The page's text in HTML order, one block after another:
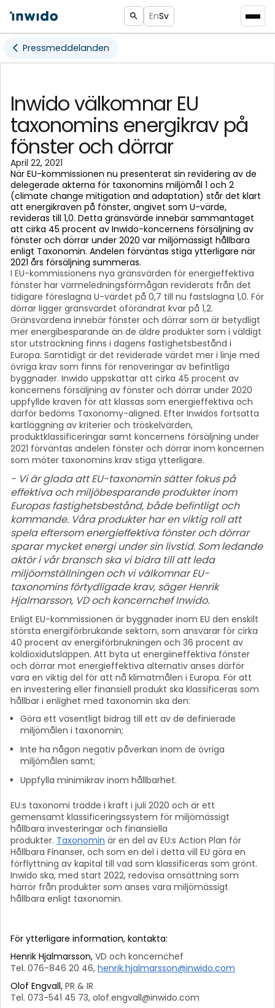
EnSv
Pressmeddelanden
Inwido välkomnar EU
taxonomins energikrav på
fönster och dörrar
April 22, 2021
När EU-kommissionen nu presenterat sin revidering av de
delegerade akterna för taxonomins miljömål 1 och 2
(climate change mitigation and adaptation) står det klart
att energikraven på fönster, angivet som U-värde,
revideras till 1,0. Detta gränsvärde innebär sammantaget
att cirka 45 procent av Inwido-koncernens försäljning av
fönster och dörrar under 2020 var miljömässigt hållbara
enligt Taxonomin. Andelen förväntas stiga ytterligare när
2021 års försäljning summeras.
I EU-kommissionens nya gränsvärden för energieffektiva
fönster har värmeledningsförmågan reviderats från det
tidigare föreslagna U-värdet på 0,7 till nu fastslagna 1,0. För
dörrar ligger gränsvärdet oförändrat kvar på 1,2.
Gränsvärdena innebär fönster och dörrar som är betydligt
mer energibesparande än de äldre produkter som i väldigt
stor utsträckning finns i dagens fastighetsbestånd i
Europa. Samtidigt är det reviderade värdet mer i linje med
övriga krav som finns för renoveringar av befintliga
byggnader. Inwido uppskattar att cirka 45 procent av
koncernens försäljning av fönster och dörrar under 2020
uppfyllde kraven för att klassas som energieffektiva och
därför bedöms Taxonomy-aligned. Efter Inwidos fortsatta
kartläggning av kriterier och tröskelvärden,
produktklassificeringar samt koncernens försäljning under
2021 förväntas andelen fönster och dörrar inom koncernen
som möter taxonomins krav stiga ytterligare.
- Vi är glada att EU-taxonomin sätter fokus på
effektiva och miljöbesparande produkter inom
Europas fastighetsbestånd, både befintligt och
kommande. Våra produkter har en viktig roll att
spela eftersom energieffektiva fönster och dörrar
sparar mycket energi under sin livstid. Som ledande
aktör i vår bransch ska vi bidra till att leda
miljöomställningen och vi välkomnar EU-
taxonomins förtydligade krav, säger Henrik
Hjalmarsson, VD och koncernchef Inwido.
Enligt EU-kommissionen är byggnader inom EU den enskilt
största energiförbrukande sektorn, som ansvarar för cirka
40 procent av energiförbrukningen och 36 procent av
koldioxidutsläppen. Att byta ut energiineffektiva fönster
och dörrar mot energieffektiva alternativ anses därför
vara en viktig del för att nå klimatmålen i Europa. För att
en investering eller finansiell produkt ska klassificeras som
hållbar i enlighet med taxonomin ska den:
Göra ett väsentligt bidrag till ett av de definierade
miljömålen i taxonomin;
Inte ha någon negativ påverkan inom de övriga
miljömålen samt;
Uppfylla minimikrav inom hållbarhet.
EU:s taxonomi trädde i kraft i juli 2020 och är ett
gemensamt klassificeringssystem för miljömässigt
hållbara investeringar och finansiella
produkter. Taxonomin är en del av EU:s Action Plan för
Hållbara Finanser, och som en del i detta vill EU göra en
förflyttning av kapital till vad som klassificeras som grönt.
Inwido ska, med start 2022, redovisa omsättning som
härrör från produkter som anses vara miljömässigt
hållbara enligt taxonomin.
För ytterligare information, kontakta:
Henrik Hjalmarsson, VD och koncernchef
Tel. 076-846 20 46, henrik.hjalmarsson@inwido.com
Olof Engvall, PR & IR
Tel. 073-541 45 73, olof.engvall@inwido.com